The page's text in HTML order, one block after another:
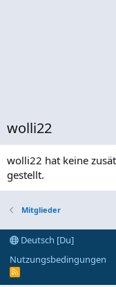
wolli22
wolli22 hat keine
gestellt.
Mitglieder
Deutsch [Du]
Nutzungsbedingungen
R